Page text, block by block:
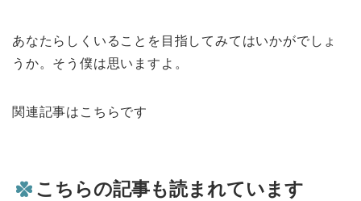
あなたらしくいることを目指してみてはいかがでしょ
うか。そう僕は思いますよ。
関連記事はこちらです
こちらの記事も読まれています